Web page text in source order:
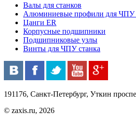
Валы для станков
Алюминиевые профили для ЧПУ
Цанги ER
Корпусные подшипники
Подшипниковые узлы
Винты для ЧПУ станка
191176, Санкт-Петербург, Уткин
© zaxis.ru, 2026